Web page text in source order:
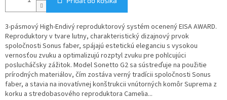
3-pásmový High-Endivý reproduktorový systém ocenený EISA AWARD.
Reproduktory v tvare lutny, charakteristický dizajnový prvok
spoločnosti Sonus faber, spájajú estetickú eleganciu s vysokou
vernosťou zvuku a optimalizujú rozptyl zvuku pre pohlcujúci
poslucháčsky zážitok. Model Sonetto G2 sa sústreďuje na použitie
prírodných materiálov, čím zostáva verný tradícii spoločnosti Sonus
faber, a stavia na inovatívnej konštrukcii vnútorných komôr Suprema z
korku a stredobasového reproduktora Camelia...